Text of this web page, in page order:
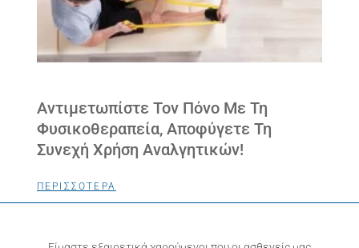
Αντιμετωπίστε Τον Πόνο Με Τη
Φυσικοθεραπεία, Αποφύγετε Τη
Συνεχή Χρήση Αναλγητικών!
ΠΕΡΙΣΣΟΤΕΡΑ